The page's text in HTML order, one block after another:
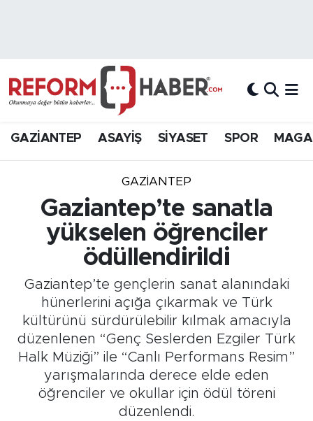
GAZİANTEP ASAYİŞ SİYASET SPOR
GAZIANTEP
Gaziantep’te sanatla
yükselen öğrenciler
ödüllendirildi
Gaziantep’te gençlerin sanat alanındaki
hünerlerini açığa çıkarmak ve Türk
kültürünü sürdürülebilir kılmak amacıyla
düzenlenen “Genç Seslerden Ezgiler Türk
Halk Müziği” ile “Canlı Performans Resim”
yarışmalarında derece elde eden
öğrenciler ve okullar için ödül töreni
düzenlendi.
Hava Durumu
Süper Lig Puan Durumu ve Fikstür
Tüm Manşetler
Son Dakika Haberleri
Haber Arşivi